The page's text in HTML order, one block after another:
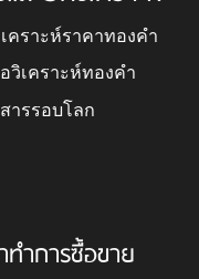
คราะห์ราคาทองคำ
วิเคราะห์ทองคำ
ารรอบโลก
ทำการซื้อขาย